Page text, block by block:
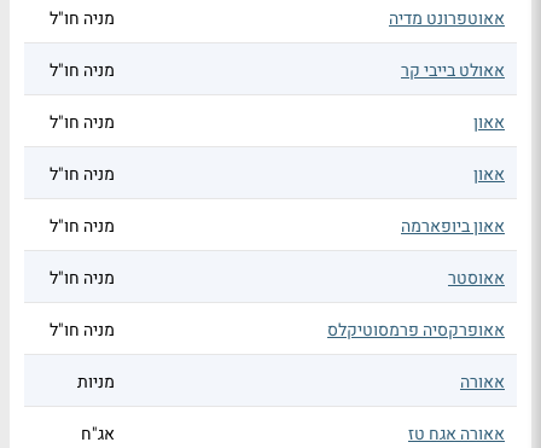
אאוטפרונט מדיה מניה חו"ל
אאולט בייבי קר מניה חו"ל
אאון מניה חו"ל
אאון מניה חו"ל
אאון ביופארמה מניה חו"ל
אאוסטר מניה חו"ל
אאופרקסיה פרמסוטיקלס מניה חו"ל
אאורה מניות
אאורה אגח טז אג"ח